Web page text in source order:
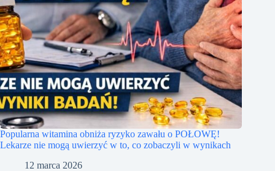
Popularna witamina obniża ryzyko zawału o POŁOWĘ!
Lekarze nie mogą uwierzyć w to, co zobaczyli w wynikach
12 marca 2026